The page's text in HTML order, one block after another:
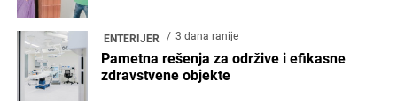
ENTERIJER 3 dana ranije
Pametna rešenja za održive i efikasne
zdravstvene objekte